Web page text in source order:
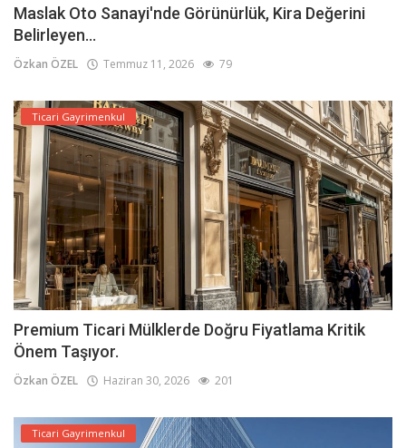
Maslak Oto Sanayi'nde Görünürlük, Kira Değerini
Belirleyen...
Özkan ÖZEL Temmuz 11, 2026 79
Ticari Gayrimenkul
Premium Ticari Mülklerde Doğru Fiyatlama Kritik
Önem Taşıyor.
Özkan ÖZEL Haziran 30, 2026 201
Ticari Gayrimenkul